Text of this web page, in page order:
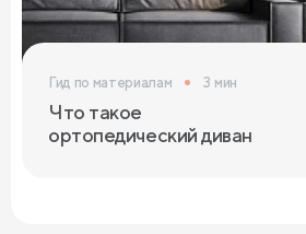
Гид по материалам 3 мин
Что такое
ортопедический диван